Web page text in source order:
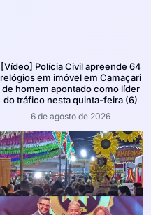
[Vídeo] Polícia Civil apreende 64
relógios em imóvel em Camaçari
de homem apontado como líder
do tráfico nesta quinta-feira (6)
6 de agosto de 2026